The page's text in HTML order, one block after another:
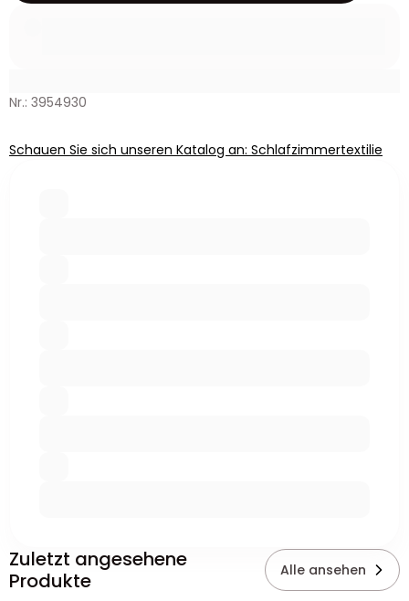
Nr.: 3954930
Schauen Sie sich unseren Katalog an: Schlafzimmertextilie
Zuletzt angesehene
Produkte
Alle ansehen